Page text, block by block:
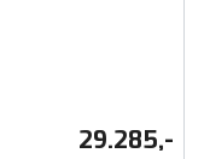
29.285,-